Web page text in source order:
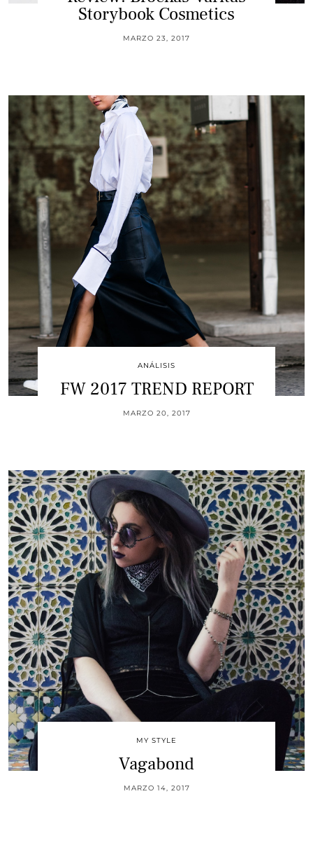
Storybook Cosmetics
MARZO 23, 2017
ANÁLISIS
FW 2017 TREND REPORT
MARZO 20, 2017
MY STYLE
Vagabond
MARZO 14, 2017